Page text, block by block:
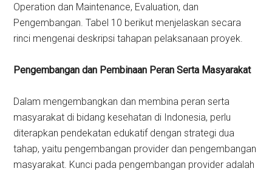
Operation dan Maintenance, Evaluation, dan
Pengembangan. Tabel 10 berikut menjelaskan secara
rinci mengenai deskripsi tahapan pelaksanaan proyek.
Pengembangan dan Pembinaan Peran Serta Masyarakat
Dalam mengembangkan dan membina peran serta
masyarakat di bidang kesehatan di Indonesia, perlu
diterapkan pendekatan edukatif dengan strategi dua
tahap, yaitu pengembangan provider dan pengembangan
masyarakat. Kunci pada pengembangan provider adalah